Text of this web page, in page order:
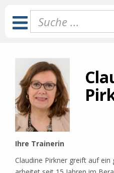
Inhalt
springen
Toggle
Navigation
Ihre Trainerin
Claudine Pirkner greift auf